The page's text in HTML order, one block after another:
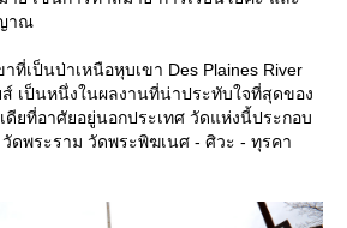
าณ
ที่เป็นป่าเหนือหุบเขา Des Plaines River
เป็นหนึ่งในผลงานที่น่าประทับใจที่สุดของ
ยที่อาศัยอยู่นอกประเทศ วัดแห่งนี้ประกอบ
ดพระราม วัดพระพิฆเนศ - ศิวะ - ทุรคา